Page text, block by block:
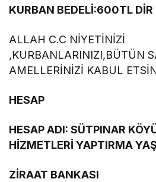
KURBAN BEDELİ:600TL DİR
ALLAH C.C NİYETİNİZİ
,KURBANLARINIZI,BÜTÜN
AMELLERİNİZİ KABUL
HESAP
HESAP ADI: SÜTPINAR
HİZMETLERİ YAPTIRMA
ZİRAAT BANKASI